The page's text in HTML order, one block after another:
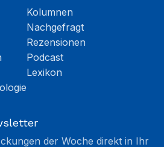
Kolumnen
Nachgefragt
Rezensionen
Podcast
Lexikon
der Woche direkt in Ihr